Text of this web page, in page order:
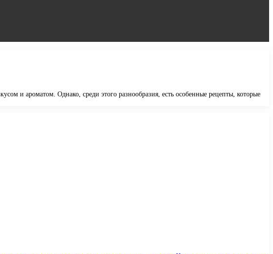
и ароматом. Однако, среди этого разнообразия, есть особенные рецепты, которые